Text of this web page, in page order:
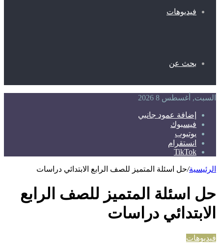
فيديوهات
بحث عن
السبت, أغسطس 8 2026
إضافة عمود جانبي
فيسبوك
يوتيوب
انستقرام
TikTok
الرئيسية/حل اسئلة المتميز للصف الرابع الابتدائي دراسات
حل اسئلة المتميز للصف الرابع
الابتدائي دراسات
فيديوهات